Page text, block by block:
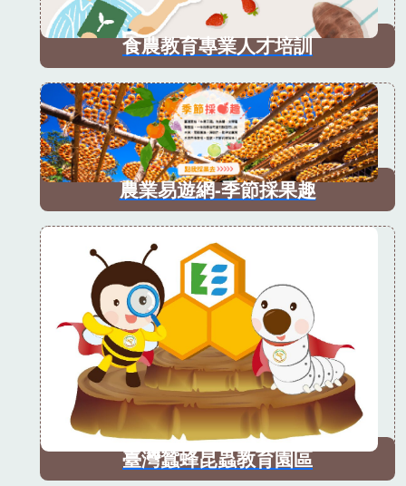
食農教育專業人才培訓
農業易遊網-季節採果趣
臺灣蠶蜂昆蟲教育園區